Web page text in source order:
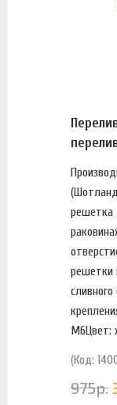
решетка
решетки
М6Цвет:
(Код:
975р.